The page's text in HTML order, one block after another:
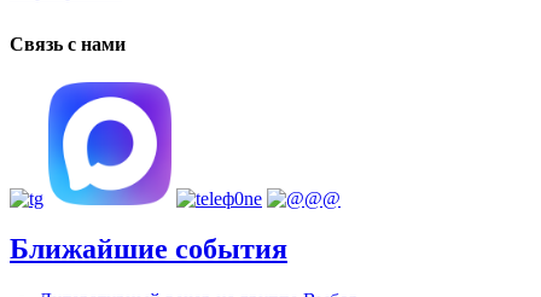
Связь с нами
Ближайшие события